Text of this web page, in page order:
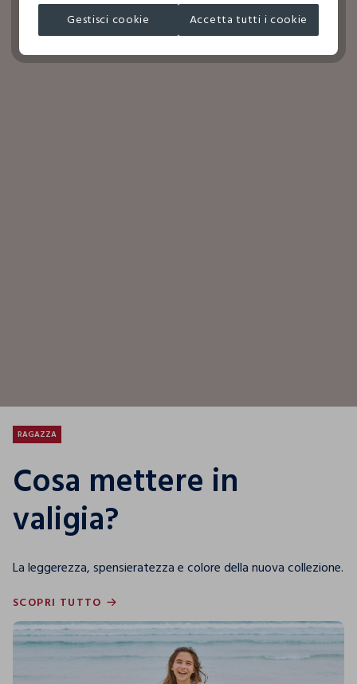
RAGAZZA
Cosa mettere in
valigia?
La leggerezza, spensieratezza e colore della nuova collezione.
SCOPRI TUTTO
SCOPRI TUTTO
Gestisci cookie Accetta tutti i cookie